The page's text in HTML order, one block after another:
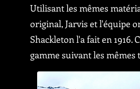
Utilisant les mêmes
original, Jarvis et l'équipe
Shackleton l'a fait en
gamme suivant les mêmes